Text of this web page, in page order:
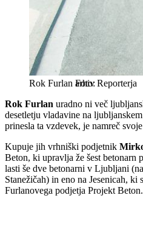
Rok Furlan arhiv Reporterja
Rok Furlan uradno ni več
desetletju vladavine na
prinesla ta vzdevek, je namreč
Kupuje jih vrhniški podjetnik
Beton, ki upravlja že šest betonarn
lasti še dve betonarni v Ljubljani
Stanežičah) in eno na Jesenicah, ki
Furlanovega podjetja Projekt Beton.